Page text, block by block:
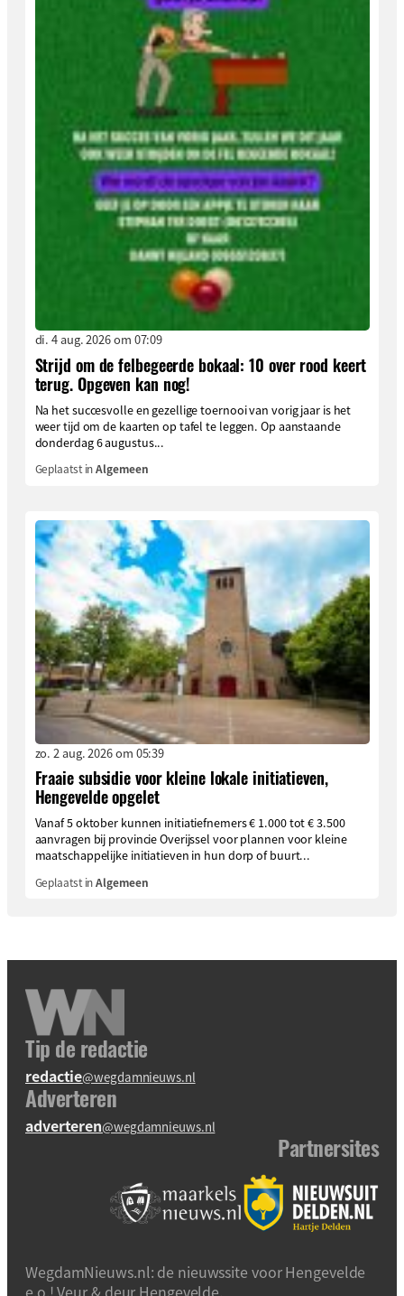
di. 4 aug. 2026 om 07:09
Strijd om de felbegeerde bokaal: 10 over rood keert
terug. Opgeven kan nog!
Na het succesvolle en gezellige toernooi van vorig jaar is het
weer tijd om de kaarten op tafel te leggen. Op aanstaande
donderdag 6 augustus...
Geplaatst inAlgemeen
zo. 2 aug. 2026 om 05:39
Fraaie subsidie voor kleine lokale initiatieven,
Hengevelde opgelet
Vanaf 5 oktober kunnen initiatiefnemers € 1.000 tot € 3.500
aanvragen bij provincie Overijssel voor plannen voor kleine
maatschappelijke initiatieven in hun dorp of buurt...
Geplaatst inAlgemeen
Tip de redactie
redactie@wegdamnieuws.nl
Adverteren
adverteren@wegdamnieuws.nl
Partnersites
WegdamNieuws.nl: de nieuwssite voor Hengevelde
e.o.! Veur & deur Hengevelde.